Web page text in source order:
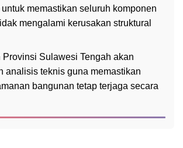
memastikan seluruh komponen
mengalami kerusakan struktural
Provinsi Sulawesi Tengah akan
analisis teknis guna memastikan
bangunan tetap terjaga secara